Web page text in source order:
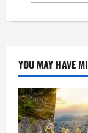
YOU MAY HAVE